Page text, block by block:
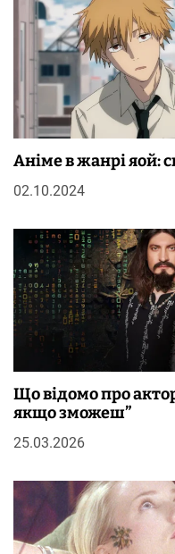
Аніме в жанрі яой:
02.10.2024
Що відомо про
якщо зможеш”
25.03.2026